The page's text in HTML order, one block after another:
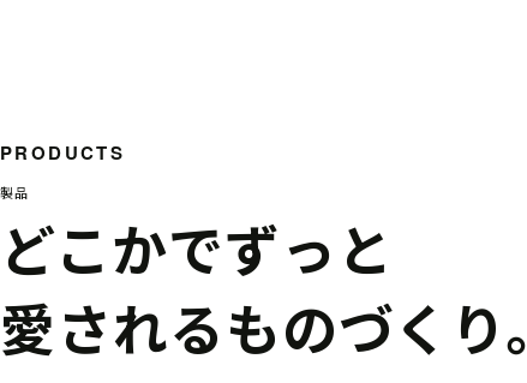
PRODUCTS
製品
どこかでずっと
愛されるものづくり。